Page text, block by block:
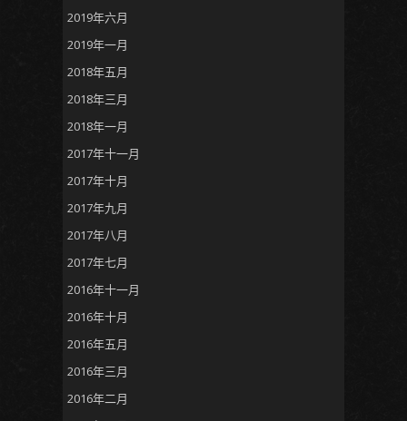
2019年六月
2019年一月
2018年五月
2018年三月
2018年一月
2017年十一月
2017年十月
2017年九月
2017年八月
2017年七月
2016年十一月
2016年十月
2016年五月
2016年三月
2016年二月